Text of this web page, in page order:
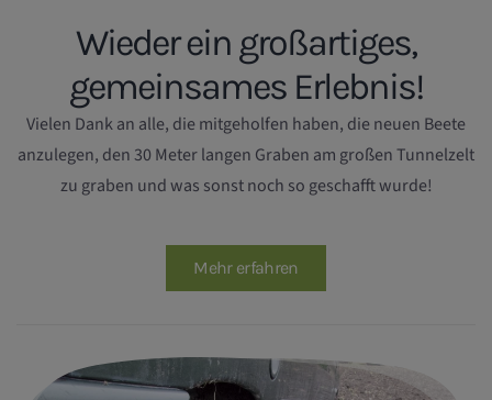
Wieder ein großartiges,
gemeinsames Erlebnis!
Vielen Dank an alle, die mitgeholfen haben, die neuen Beete
anzulegen, den 30 Meter langen Graben am großen Tunnelzelt
zu graben und was sonst noch so geschafft wurde!
Mehr erfahren